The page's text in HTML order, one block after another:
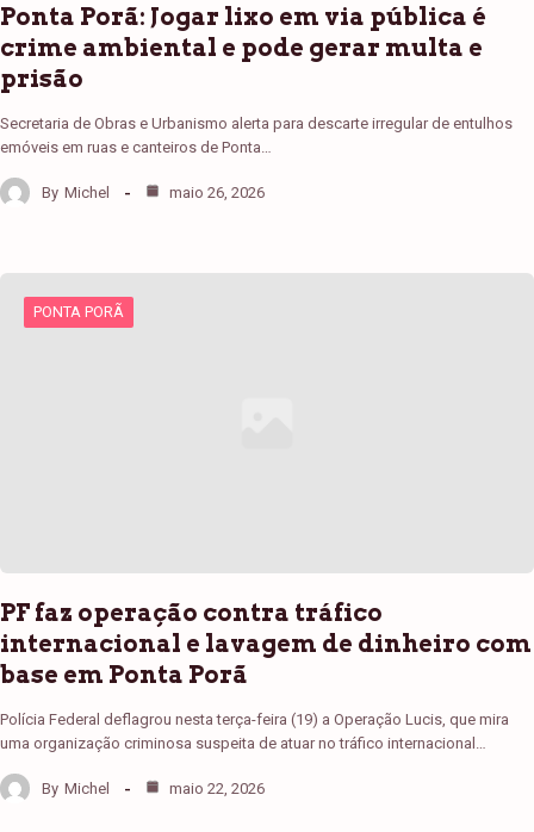
Ponta Porã: Jogar lixo em via pública é
crime ambiental e pode gerar multa e
prisão
Secretaria de Obras e Urbanismo alerta para descarte irregular de entulhos
emóveis em ruas e canteiros de Ponta…
By Michel maio 26, 2026
PONTA PORÃ
PF faz operação contra tráfico
internacional e lavagem de dinheiro com
base em Ponta Porã
Polícia Federal deflagrou nesta terça-feira (19) a Operação Lucis, que mira
uma organização criminosa suspeita de atuar no tráfico internacional…
By Michel maio 22, 2026